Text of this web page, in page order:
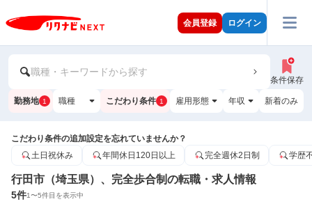
会員登録 ログイン
職種・キーワードから探す
条件保存
勤務地 1 職種 こだわり条件 1 雇用形態 年収 新着のみ
こだわり条件の追加設定を忘れていませんか？
土日祝休み
年間休日120日以上 完全週休2日制 学歴
行田市（埼玉県）、完全歩合制の転職・求人情報
5件1〜5件目を表示中